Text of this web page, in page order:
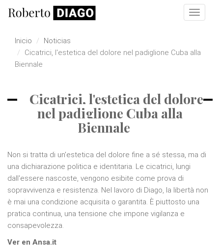
Pasar al contenido principal
Toggle
Inicio
Noticias
Cicatrici, l'estetica del dolore nel padiglione Cuba alla
Biennale
Cicatrici, l'estetica del dolore
nel padiglione Cuba alla
Biennale
Non si tratta di un'estetica del dolore fine a sé stessa, ma di
una dichiarazione politica e identitaria. Le cicatrici, lungi
dall'essere nascoste, vengono esibite come prova di
sopravvivenza e resistenza. Nel lavoro di Diago, la libertà non
è mai una condizione acquisita o garantita. È piuttosto una
pratica continua, una tensione che impone vigilanza e
consapevolezza.
Ver en Ansa.it